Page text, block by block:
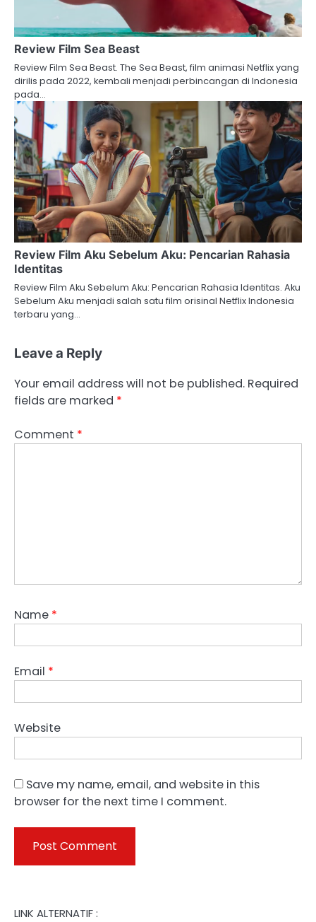
Review Film Sea Beast
Review Film Sea Beast. The Sea Beast, film animasi Netflix yang
dirilis pada 2022, kembali menjadi perbincangan di Indonesia
pada…
Review Film Aku Sebelum Aku: Pencarian Rahasia
Identitas
Review Film Aku Sebelum Aku: Pencarian Rahasia Identitas. Aku
Sebelum Aku menjadi salah satu film orisinal Netflix Indonesia
terbaru yang…
Leave a Reply
Your email address will not be published. Required
fields are marked *
Comment *
Name *
Email *
Website
Save my name, email, and website in this
browser for the next time I comment.
LINK ALTERNATIF :